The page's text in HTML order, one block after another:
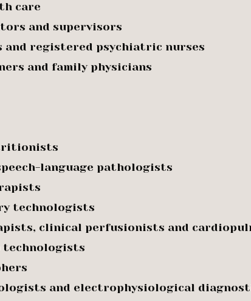
care
and supervisors
and registered psychiatric nurses
and family physicians
language pathologists
technologists
clinical perfusionists and
technologists
and electrophysiological